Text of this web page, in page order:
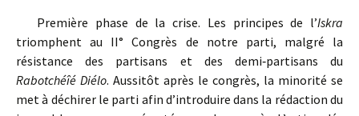
Première phase de la crise. Les principes de l’Iskra
triomphent au II° Congrès de notre parti, malgré la
résistance des partisans et des demi‑partisans du
Rabotchéîé Diélo. Aussitôt après le congrès, la minorité se
met à déchirer le parti afin d’introduire dans la rédaction du